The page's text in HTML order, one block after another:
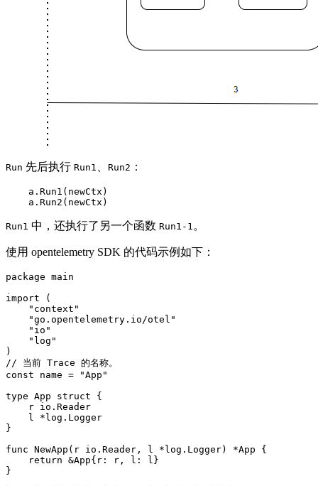
Run 先后执行 Run1 、 Run2 ：
    a.Run1(newCtx)
    a.Run2(newCtx)
Run1 中，还执行了另一个函数 Run1-1。
使用 opentelemetry SDK 的代码示例如下：
package main
import (
    "context"
    "go.opentelemetry.io/otel"
    "io"
    "log"
)
// 当前 Trace 的名称。
const name = "App"
type App struct {
    r io.Reader
    l *log.Logger
}
func NewApp(r io.Reader, l *log.Logger) *App {
    return &App{r: r, l: l}
}